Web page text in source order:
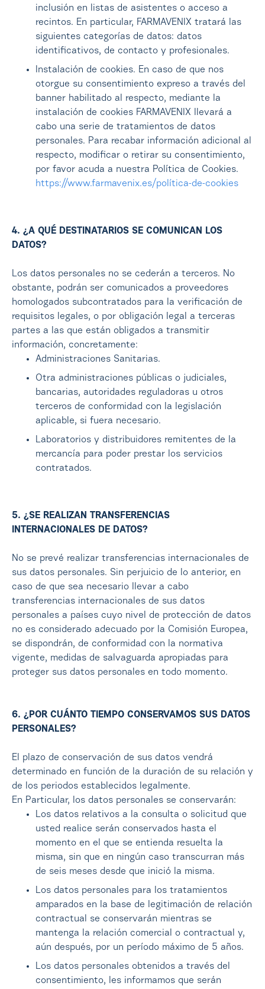
inclusión en listas de asistentes o acceso a
recintos. En particular, FARMAVENIX tratará las
siguientes categorías de datos: datos
identificativos, de contacto y profesionales.
Instalación de cookies. En caso de que nos
otorgue su consentimiento expreso a través del
banner habilitado al respecto, mediante la
instalación de cookies FARMAVENIX llevará a
cabo una serie de tratamientos de datos
personales. Para recabar información adicional al
respecto, modificar o retirar su consentimiento,
por favor acuda a nuestra Política de Cookies.
https://www.farmavenix.es/política-de-cookies
4. ¿A QUÉ DESTINATARIOS SE COMUNICAN LOS
DATOS?
Los datos personales no se cederán a terceros. No
obstante, podrán ser comunicados a proveedores
homologados subcontratados para la verificación de
requisitos legales, o por obligación legal a terceras
partes a las que están obligados a transmitir
información, concretamente:
Administraciones Sanitarias.
Otra administraciones públicas o judiciales,
bancarias, autoridades reguladoras u otros
terceros de conformidad con la legislación
aplicable, si fuera necesario.
Laboratorios y distribuidores remitentes de la
mercancía para poder prestar los servicios
contratados.
5. ¿SE REALIZAN TRANSFERENCIAS
INTERNACIONALES DE DATOS?
No se prevé realizar transferencias internacionales de
sus datos personales. Sin perjuicio de lo anterior, en
caso de que sea necesario llevar a cabo
transferencias internacionales de sus datos
personales a países cuyo nivel de protección de datos
no es considerado adecuado por la Comisión Europea,
se dispondrán, de conformidad con la normativa
vigente, medidas de salvaguarda apropiadas para
proteger sus datos personales en todo momento.
6. ¿POR CUÁNTO TIEMPO CONSERVAMOS SUS DATOS
PERSONALES?
El plazo de conservación de sus datos vendrá
determinado en función de la duración de su relación y
de los periodos establecidos legalmente.
En Particular, los datos personales se conservarán:
Los datos relativos a la consulta o solicitud que
usted realice serán conservados hasta el
momento en el que se entienda resuelta la
misma, sin que en ningún caso transcurran más
de seis meses desde que inició la misma.
Los datos personales para los tratamientos
amparados en la base de legitimación de relación
contractual se conservarán mientras se
mantenga la relación comercial o contractual y,
aún después, por un período máximo de 5 años.
Los datos personales obtenidos a través del
consentimiento, les informamos que serán